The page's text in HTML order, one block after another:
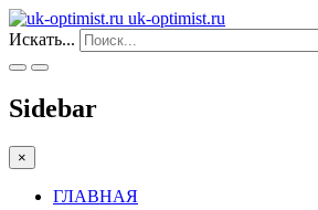
uk-optimist.ru
Искать...
Sidebar
×
ГЛАВНАЯ